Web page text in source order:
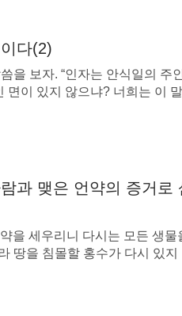
님이 보낸, 저녁이 있고 아침이
되어 […]
다(2)
을 보자. “인자는 안식일의 주인
면이 있지 않으냐? 너희는 이
과 맺은 언약의 증거로
을 세우리니 다시는 모든 생물
땅을 침몰할 홍수가 다시 있지